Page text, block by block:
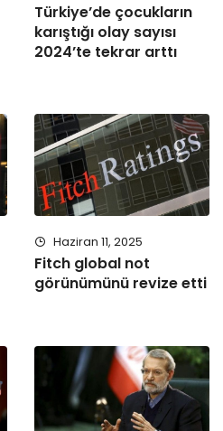
Türkiye’de çocukların
karıştığı olay sayısı
2024’te tekrar arttı
Haziran 11, 2025
Fitch global not
görünümünü revize etti